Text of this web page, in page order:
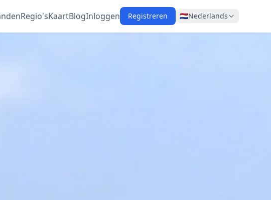
Regio'sKaartBlogInloggen Registreren 🇳🇱Nederlands